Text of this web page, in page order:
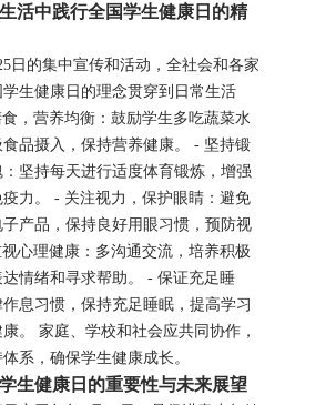
活中践行全国学生健康日的精
日的集中宣传和活动，全社会和各家
生健康日的理念贯穿到日常生活
，营养均衡：鼓励学生多吃蔬菜水
品摄入，保持营养健康。 - 坚持锻
坚持每天进行适度体育锻炼，增强
力。 - 关注视力，保护眼睛：避免
产品，保持良好用眼习惯，预防视
心理健康：多沟通交流，培养积极
情绪和寻求帮助。 - 保证充足睡
息习惯，保持充足睡眠，提高学习
。 家庭、学校和社会应共同协作，
系，确保学生健康成长。
生健康日的重要性与未来展望